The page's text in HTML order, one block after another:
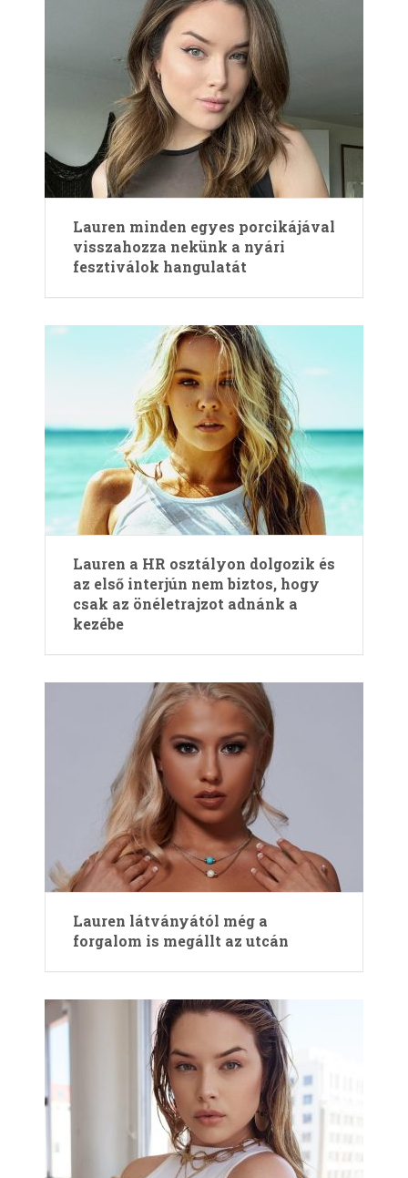
Lauren minden egyes porcikájával
visszahozza nekünk a nyári
fesztiválok hangulatát
Lauren a HR osztályon dolgozik és
az első interjún nem biztos, hogy
csak az önéletrajzot adnánk a
kezébe
Lauren látványától még a
forgalom is megállt az utcán